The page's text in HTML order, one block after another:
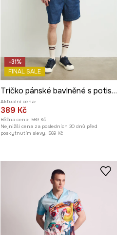
-31%
FINAL SALE
Tričko pánské bavlněné s potiskem z kolekce Kit Mizeres x Medicine
Aktuální cena:
389 Kč
Běžná cena: 569 Kč
Nejnižší cena za posledních 30 dnů před
poskytnutím slevy: 569 Kč